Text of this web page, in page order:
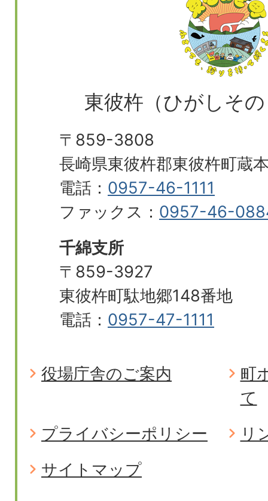
東彼杵（ひがしそ
〒859-3808
長崎県東彼杵郡東彼杵町蔵
電話： 0957-46-1111
ファックス： 0957-46-
千綿支所
〒859-3927
東彼杵町駄地郷148番地
電話： 0957-47-1111
役場庁舎のご案内
町
て
プライバシーポリシー
リ
サイトマップ